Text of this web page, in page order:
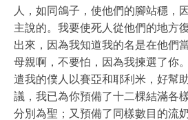
人，如同鴿子，使他們的腳站穩，
主說的。我要使死人從他們的地方
出來，因為我知道我的名是在他們
母親啊，不要怕，因為我揀選了你
遣我的僕人以賽亞和耶利米，好幫
議，我已為你預備了十二棵結滿各
分別為聖；又預備了同樣數目的流